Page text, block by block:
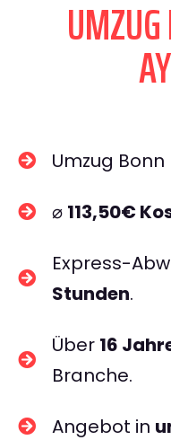
Umzug
⌀ 113,50€
Express-
Stunden.
Über 16
Branche.
Angebot in